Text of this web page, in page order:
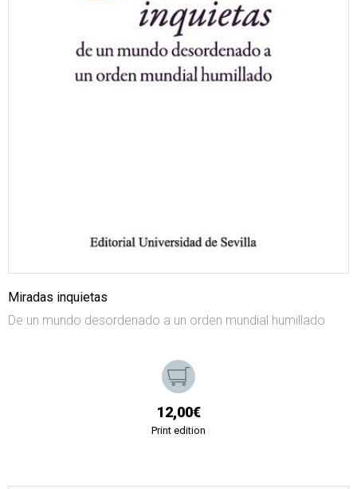
Miradas inquietas
De un mundo desordenado a un orden mundial humillado
12,00€
Print edition